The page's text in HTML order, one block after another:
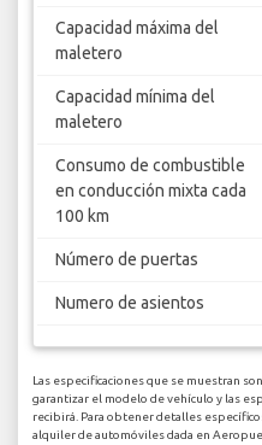
Capacidad máxima del
maletero
Capacidad mínima del
maletero
Consumo de combustible
en conducción mixta cada
100 km
Número de puertas
Numero de asientos
Las especificaciones que se muestran
garantizar el modelo de vehículo y las
recibirá. Para obtener detalles
alquiler de automóviles dada en